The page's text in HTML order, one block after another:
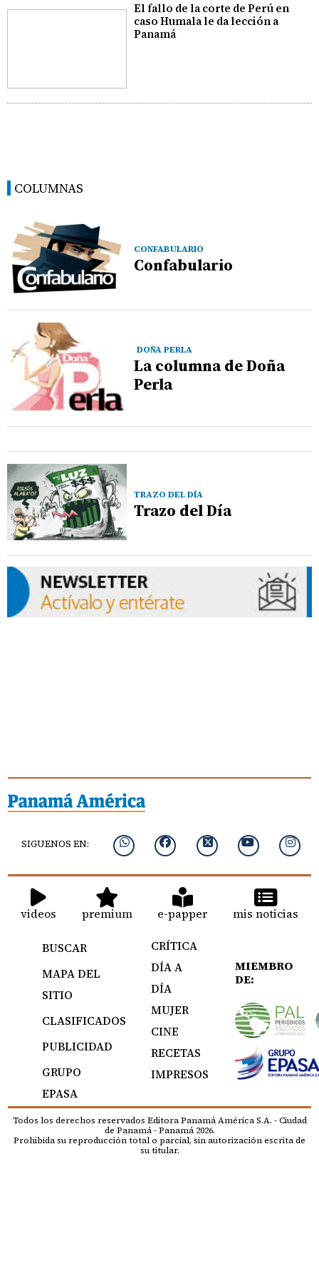
El fallo de la corte de Perú en
caso Humala le da lección a
Panamá
COLUMNAS
CONFABULARIO
Confabulario
DOÑA PERLA
La columna de Doña
Perla
TRAZO DEL DÍA
Trazo del Día
SIGUENOS EN:
videos premium e-papper mis noticias
BUSCAR
MAPA DEL
SITIO
CLASIFICADOS
PUBLICIDAD
GRUPO
EPASA
CRÍTICA
DÍA A
DÍA
MUJER
CINE
RECETAS
IMPRESOS
MIEMBRO
DE:
Todos los derechos reservados Editora Panamá América S.A. - Ciudad
de Panamá - Panamá 2026.
Prohibida su reproducción total o parcial, sin autorización escrita de
su titular.